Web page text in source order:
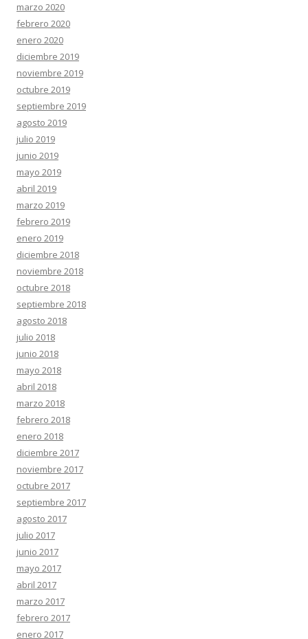
marzo 2020
febrero 2020
enero 2020
diciembre 2019
noviembre 2019
octubre 2019
septiembre 2019
agosto 2019
julio 2019
junio 2019
mayo 2019
abril 2019
marzo 2019
febrero 2019
enero 2019
diciembre 2018
noviembre 2018
octubre 2018
septiembre 2018
agosto 2018
julio 2018
junio 2018
mayo 2018
abril 2018
marzo 2018
febrero 2018
enero 2018
diciembre 2017
noviembre 2017
octubre 2017
septiembre 2017
agosto 2017
julio 2017
junio 2017
mayo 2017
abril 2017
marzo 2017
febrero 2017
enero 2017